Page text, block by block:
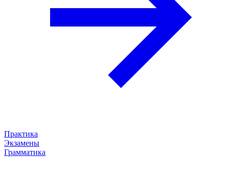
Практика
Экзамены
Грамматика